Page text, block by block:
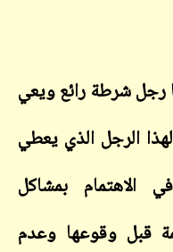
رجل شرطة رائع ويعي
الرجل الذي يعطي
الاهتمام بمشاكل
قبل وقوعها وعدم